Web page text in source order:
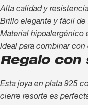
Alta calidad y
Brillo elegante y fácil de
Material hipoalergénico
Ideal para combinar
Regalo con
Esta joya en plata 925
cierre resorte es